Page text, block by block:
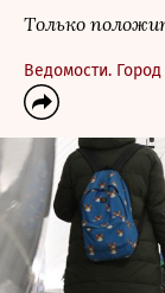
Только
Ведомости. Город